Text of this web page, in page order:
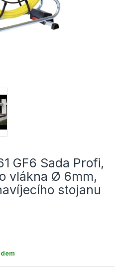
GF6 Sada Profi,
vlákna Ø 6mm,
stojanu